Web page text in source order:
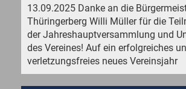
13.09.2025 Danke an die
Thüringerberg Willi Müller für die
der Jahreshauptversammlung und
des Vereines! Auf ein erfolgreiches
verletzungsfreies neues Vereinsjahr